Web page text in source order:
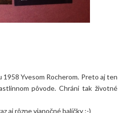
1958 Yvesom Rocherom. Preto aj ten
pôvode. Chráni tak životné
aj rôzne vianočné balíčky :-)